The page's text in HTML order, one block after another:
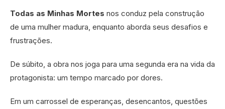
Todas as Minhas Mortes nos conduz pela construção
de uma mulher madura, enquanto aborda seus desafios e
frustrações.
De súbito, a obra nos joga para uma segunda era na vida da
protagonista: um tempo marcado por dores.
Em um carrossel de esperanças, desencantos, questões